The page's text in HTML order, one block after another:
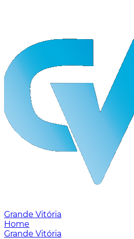
Grande Vitória
Home
Grande Vitória